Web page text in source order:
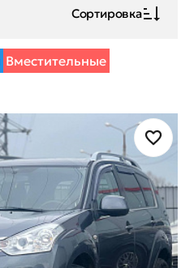
Сортировка
Вместительные